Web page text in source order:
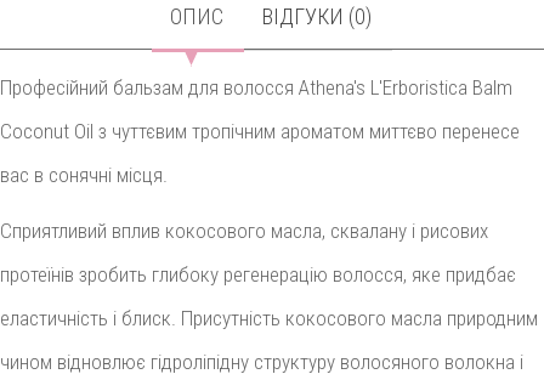
ОПИС ВІДГУКИ (0)
Професійний бальзам для волосся Athena's L'Erboristica Balm
Coconut Oil з чуттєвим тропічним ароматом миттєво перенесе
вас в сонячні місця.
Сприятливий вплив кокосового масла, сквалану і рисових
протеїнів зробить глибоку регенерацію волосся, яке придбає
еластичність і блиск. Присутність кокосового масла природним
чином відновлює гідроліпідну структуру волосяного волокна і